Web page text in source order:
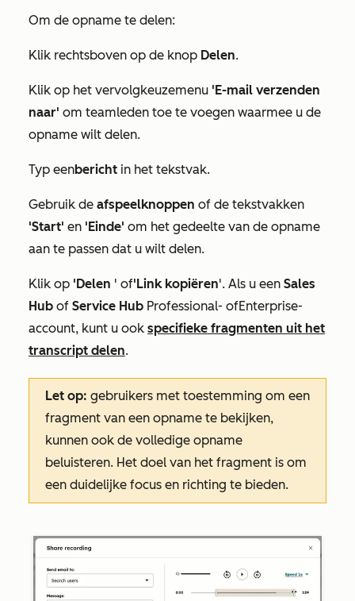
Om de opname te delen:
Klik rechtsboven op de knop Delen.
Klik op het vervolgkeuzemenu 'E-mail verzenden
naar' om teamleden toe te voegen waarmee u de
opname wilt delen.
Typ eenbericht in het tekstvak.
Gebruik de afspeelknoppen of de tekstvakken
'Start' en 'Einde' om het gedeelte van de opname
aan te passen dat u wilt delen.
Klik op 'Delen ' of'Link kopiëren'. Als u een Sales
Hub of Service Hub Professional- ofEnterprise-
account, kunt u ook specifieke fragmenten uit het
transcript delen.
Let op: gebruikers met toestemming om een
fragment van een opname te bekijken,
kunnen ook de volledige opname
beluisteren. Het doel van het fragment is om
een duidelijke focus en richting te bieden.